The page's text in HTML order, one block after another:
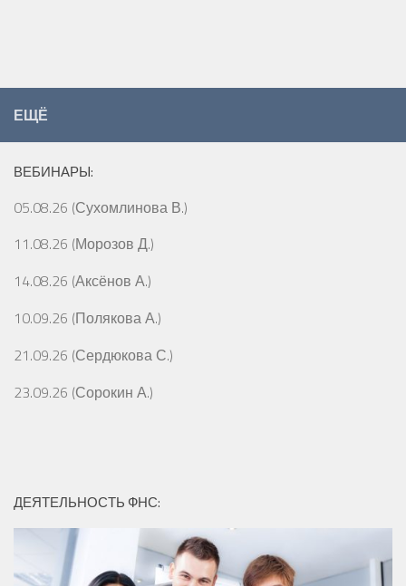
ЕЩЁ
ВЕБИНАРЫ:
05.08.26 (Сухомлинова В.)
11.08.26 (Морозов Д.)
14.08.26 (Аксёнов А.)
10.09.26 (Полякова А.)
21.09.26 (Сердюкова С.)
23.09.26 (Сорокин А.)
ДЕЯТЕЛЬНОСТЬ ФНС: